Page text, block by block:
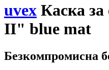
uvex Каска
II" blue mat
Безкомпромисна